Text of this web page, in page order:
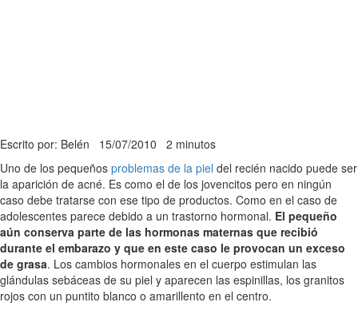
Escrito por: Belén 15/07/2010 2 minutos
Uno de los pequeños problemas de la piel del recién nacido puede ser
la aparición de acné. Es como el de los jovencitos pero en ningún
caso debe tratarse con ese tipo de productos. Como en el caso de
adolescentes parece debido a un trastorno hormonal. El pequeño
aún conserva parte de las hormonas maternas que recibió
durante el embarazo y que en este caso le provocan un exceso
de grasa. Los cambios hormonales en el cuerpo estimulan las
glándulas sebáceas de su piel y aparecen las espinillas, los granitos
rojos con un puntito blanco o amarillento en el centro.